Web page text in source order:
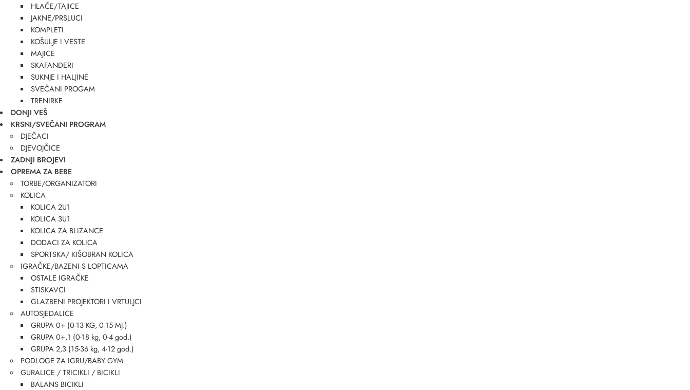
HLAČE/TAJICE
JAKNE/PRSLUCI
KOMPLETI
KOŠULJE I VESTE
MAJICE
SKAFANDERI
SUKNJE I HALJINE
SVEČANI PROGAM
TRENIRKE
DONJI VEŠ
KRSNI/SVEČANI PROGRAM
DJEČACI
DJEVOJČICE
ZADNJI BROJEVI
OPREMA ZA BEBE
TORBE/ORGANIZATORI
KOLICA
KOLICA 2U1
KOLICA 3U1
KOLICA ZA BLIZANCE
DODACI ZA KOLICA
SPORTSKA/ KIŠOBRAN KOLICA
IGRAČKE/BAZENI S LOPTICAMA
OSTALE IGRAČKE
STISKAVCI
GLAZBENI PROJEKTORI I VRTULJCI
AUTOSJEDALICE
GRUPA 0+ (0-13 KG, 0-15 MJ.)
GRUPA 0+,1 (0-18 kg, 0-4 god.)
GRUPA 2,3 (15-36 kg, 4-12 god.)
PODLOGE ZA IGRU/BABY GYM
GURALICE / TRICIKLI / BICIKLI
BALANS BICIKLI